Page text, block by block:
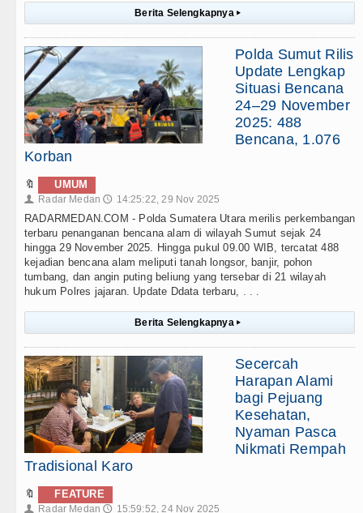
Berita Selengkapnya ▸
Polda Sumut Rilis
Update Lengkap
Situasi Bencana
24–29 November
2025: 488
Bencana, 1.076
Korban
🔖 UMUM
👤 Radar Medan 🕔 14:25:22, 29 Nov 2025
RADARMEDAN.COM - Polda Sumatera Utara merilis perkembangan
terbaru penanganan bencana alam di wilayah Sumut sejak 24
hingga 29 November 2025. Hingga pukul 09.00 WIB, tercatat 488
kejadian bencana alam meliputi tanah longsor, banjir, pohon
tumbang, dan angin puting beliung yang tersebar di 21 wilayah
hukum Polres jajaran. Update Ddata terbaru, . . .
Berita Selengkapnya ▸
Secercah
Harapan Alami
bagi Pejuang
Kesehatan,
Nyaman Pasca
Nikmati Rempah
Tradisional Karo
🔖 FEATURE
👤 Radar Medan 🕔 15:59:52, 24 Nov 2025